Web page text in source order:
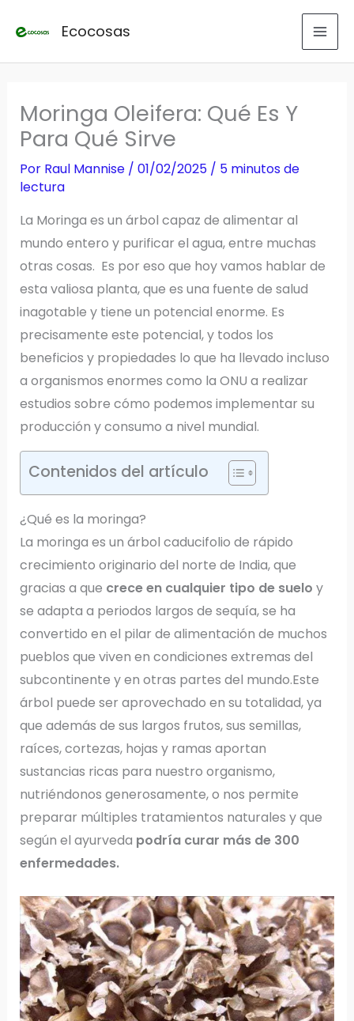
Ecocosas
Moringa Oleifera: Qué Es Y
Para Qué Sirve
Por Raul Mannise / 01/02/2025 / 5 minutos de
lectura
La Moringa es un árbol capaz de alimentar al
mundo entero y purificar el agua, entre muchas
otras cosas. Es por eso que hoy vamos hablar de
esta valiosa planta, que es una fuente de salud
inagotable y tiene un potencial enorme. Es
precisamente este potencial, y todos los
beneficios y propiedades lo que ha llevado incluso
a organismos enormes como la ONU a realizar
estudios sobre cómo podemos implementar su
producción y consumo a nivel mundial.
Contenidos del artículo
¿Qué es la moringa?
La moringa es un árbol caducifolio de rápido
crecimiento originario del norte de India, que
gracias a que crece en cualquier tipo de suelo y
se adapta a periodos largos de sequía, se ha
convertido en el pilar de alimentación de muchos
pueblos que viven en condiciones extremas del
subcontinente y en otras partes del mundo.Este
árbol puede ser aprovechado en su totalidad, ya
que además de sus largos frutos, sus semillas,
raíces, cortezas, hojas y ramas aportan
sustancias ricas para nuestro organismo,
nutriéndonos generosamente, o nos permite
preparar múltiples tratamientos naturales y que
según el ayurveda podría curar más de 300
enfermedades.